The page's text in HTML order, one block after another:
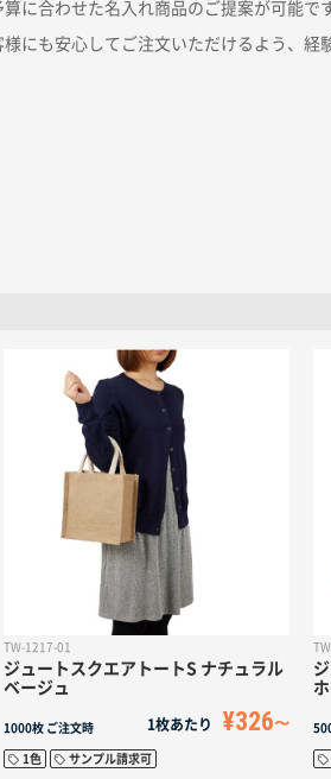
に合わせた名入れ商品のご提案が可能で
にも安心してご注文いただけるよう、
TW-1217-01
ジュートスクエアトートS ナチュラル
ベージュ
1000枚 ご注文時 1枚あたり ¥326
1色 サンプル請求可